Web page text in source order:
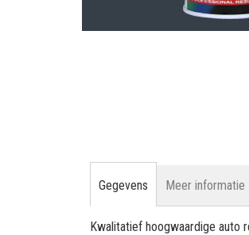
gallerij
Gegevens
Kwalitatief hoogwaardige auto
Meer informatie